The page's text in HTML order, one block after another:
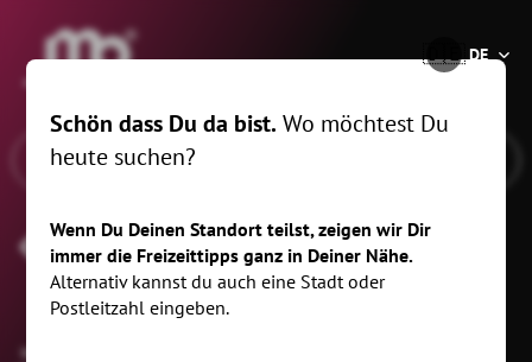
®
🇩🇪DE
Freibad Sachsenburg
Infos zur Location
Schön dass Du da bist. Wo möchtest Du
heute suchen?
Wenn Du Deinen Standort teilst, zeigen wir Dir
immer die Freizeittipps ganz in Deiner Nähe.
Alternativ kannst du auch eine Stadt oder
Postleitzahl eingeben.